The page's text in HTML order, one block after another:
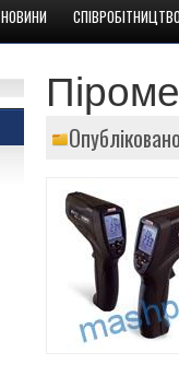
НОВИНИ